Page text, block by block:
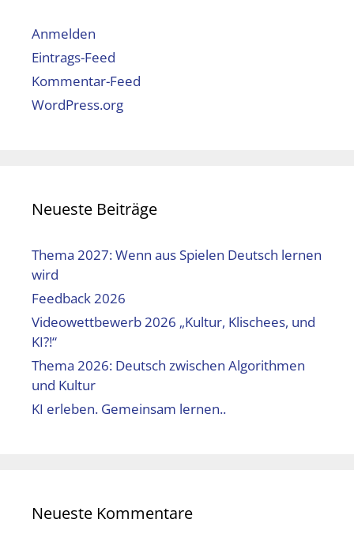
Anmelden
Eintrags-Feed
Kommentar-Feed
WordPress.org
Neueste Beiträge
Thema 2027: Wenn aus Spielen Deutsch lernen
wird
Feedback 2026
Videowettbewerb 2026 „Kultur, Klischees, und
KI?!“
Thema 2026: Deutsch zwischen Algorithmen
und Kultur
KI erleben. Gemeinsam lernen..
Neueste Kommentare